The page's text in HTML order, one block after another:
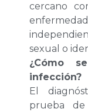
cercano
sexual o
¿Cómo
infección?
El
prueba